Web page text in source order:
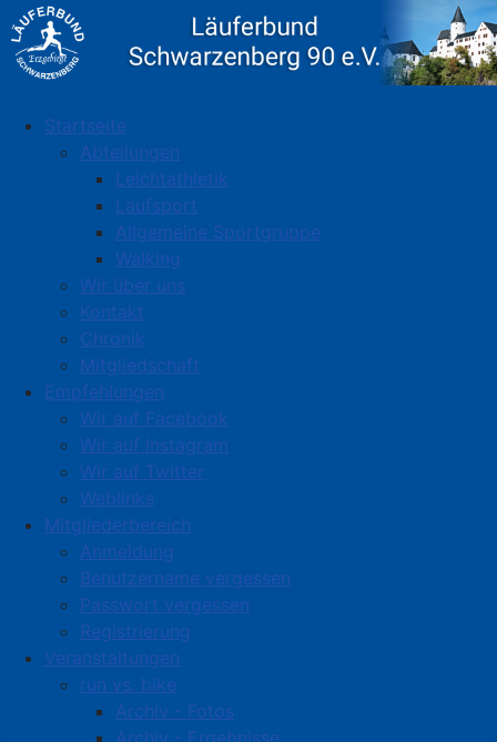
Startseite
Abteilungen
Leichtathletik
Laufsport
Allgemeine Sportgruppe
Walking
Wir über uns
Kontakt
Chronik
Mitgliedschaft
Empfehlungen
Wir auf Facebook
Wir auf Instagram
Wir auf Twitter
Weblinks
Mitgliederbereich
Anmeldung
Benutzername vergessen
Passwort vergessen
Registrierung
Veranstaltungen
run vs. bike
Archiv - Fotos
Archiv - Ergebnisse